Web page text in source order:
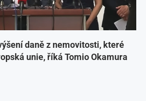
daně z nemovitosti, které
unie, říká Tomio Okamura